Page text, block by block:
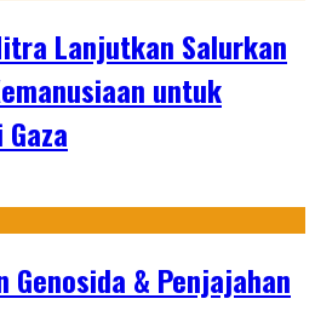
Lanjutkan Salurkan
untuk
Genosida & Penjajahan